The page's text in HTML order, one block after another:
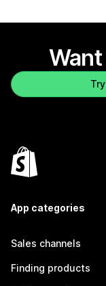
App categories
Sales channels
Finding products